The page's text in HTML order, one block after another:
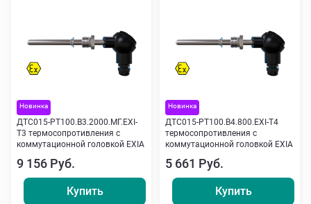
Новинка
ДТС015-РТ100.В3.2000.МГ.ЕХI-
Т3 термосопротивления с
коммутационной головкой EXIA
9 156 Руб.
Купить
Новинка
ДТС015-РТ100.В4.800.ЕХI-Т4
термосопротивления с
коммутационной головкой EXIA
5 661 Руб.
Купить